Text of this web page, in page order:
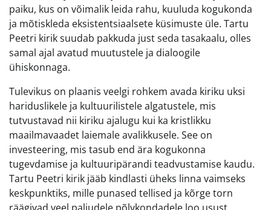
paiku, kus on võimalik leida rahu, kuuluda kogukonda
ja mõtiskleda eksistentsiaalsete küsimuste üle. Tartu
Peetri kirik suudab pakkuda just seda tasakaalu, olles
samal ajal avatud muutustele ja dialoogile
ühiskonnaga.
Tulevikus on plaanis veelgi rohkem avada kiriku uksi
hariduslikele ja kultuurilistele algatustele, mis
tutvustavad nii kiriku ajalugu kui ka kristlikku
maailmavaadet laiemale avalikkusele. See on
investeering, mis tasub end ära kogukonna
tugevdamise ja kultuuripärandi teadvustamise kaudu.
Tartu Peetri kirik jääb kindlasti üheks linna vaimseks
keskpunktiks, mille punased tellised ja kõrge torn